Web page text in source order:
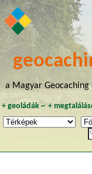
a Magyar Geocaching
+ geoládák~ +